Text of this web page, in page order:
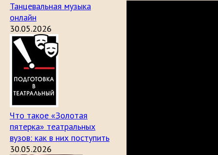
Танцевальная музыка
онлайн
30.05.2026
Что такое «Золотая
пятерка» театральных
вузов: как в них поступить
30.05.2026